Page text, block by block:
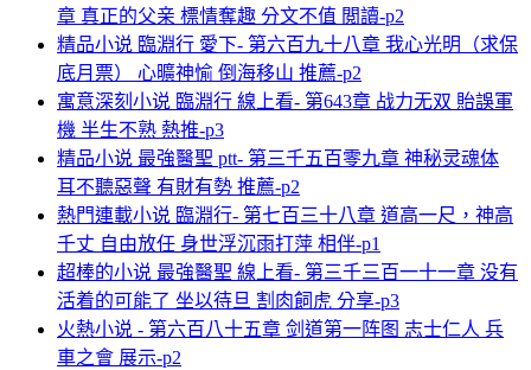
章 真正的父亲 標情奪趣 分文不值 閲讀-p2
精品小说 臨淵行 愛下- 第六百九十八章 我心光明（求保
底月票） 心曠神愉 倒海移山 推薦-p2
寓意深刻小说 臨淵行 線上看- 第643章 战力无双 貽誤軍
機 半生不熟 熱推-p3
精品小说 最強醫聖 ptt- 第三千五百零九章 神秘灵魂体
耳不聽惡聲 有財有勢 推薦-p2
熱門連載小说 臨淵行- 第七百三十八章 道高一尺，神高
千丈 自由放任 身世浮沉雨打萍 相伴-p1
超棒的小说 最強醫聖 線上看- 第三千三百一十一章 没有
活着的可能了 坐以待旦 割肉飼虎 分享-p3
火熱小说 - 第六百八十五章 剑道第一阵图 志士仁人 兵
車之會 展示-p2